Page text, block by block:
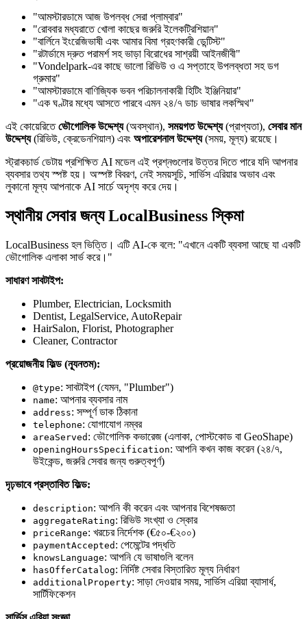
"আমস্টারডামে আজ উপলব্ধ সেরা প্লাম্বার"
"রোববার মধ্যরাতে খোলা কাছের জরুরি ইলেকট্রিশিয়ান"
"বার্লিনে ইংরেজিভাষী এবং আমার বিমা গ্রহণকারী ডেন্টিস্ট"
"রটার্ডামে দ্রুত পরামর্শ সহ ভাড়া বিরোধের সাশ্রয়ী আইনজীবী"
"Vondelpark-এর কাছে ভালো রিভিউ ও এ সপ্তাহে উপলব্ধতা সহ ডগ
গ্রুমার"
"আমস্টারডামে বাণিজ্যিক ভবন পরিচালনাকারী হিটিং ইঞ্জিনিয়ার"
"এক ঘণ্টার মধ্যে আসতে পারবে এমন ২৪/৭ ডাচ ভাষার লকস্মিথ"
এই কোয়েরিতেভৌগোলিক উদ্দেশ্য(অবস্থান), সময়গত উদ্দেশ্য(প্রাপ্যতা), সেবার মান
উদ্দেশ্য(রিভিউ, ক্রেডেনশিয়াল) এবং অপারেশনাল উদ্দেশ্য(সময়, মূল্য) রয়েছে।
স্ট্রাকচার্ড ডেটায় প্রশিক্ষিত AI মডেল এই প্রশ্নগুলোর উত্তর দিতে পারে যদি আপনার
ব্যবসার তথ্য স্পষ্ট হয়। অস্পষ্ট বিবরণ, নেই সময়সূচি, সার্ভিস এরিয়ার অভাব এবং
লুকানো মূল্য আপনাকে AI সার্চে অদৃশ্য করে দেয়।
স্থানীয় সেবার জন্য LocalBusiness স্কিমা
LocalBusiness হল ভিত্তি। এটি AI-কে বলে: "এখানে একটি ব্যবসা আছে যা একটি
ভৌগোলিক এলাকা সার্ভ করে।"
সাধারণ সাবটাইপ:
Plumber, Electrician, Locksmith
Dentist, LegalService, AutoRepair
HairSalon, Florist, Photographer
Cleaner, Contractor
প্রয়োজনীয় ফিল্ড (ন্যূনতম):
@type: সাবটাইপ (যেমন, "Plumber")
name: আপনার ব্যবসার নাম
address: সম্পূর্ণ ডাক ঠিকানা
telephone: যোগাযোগ নম্বর
areaServed : ভৌগোলিক কভারেজ (এলাকা, পোস্টকোড বা GeoShape)
openingHoursSpecification: আপনি কখন কাজ করেন (২৪/৭,
উইকেন্ড, জরুরি সেবার জন্য গুরুত্বপূর্ণ)
দৃঢ়ভাবে প্রস্তাবিত ফিল্ড:
description: আপনি কী করেন এবং আপনার বিশেষজ্ঞতা
aggregateRating: রিভিউ সংখ্যা ও স্কোর
priceRange: খরচের নির্দেশক (€৫০-€২০০)
paymentAccepted : পেমেন্টের পদ্ধতি
knowsLanguage: আপনি যে ভাষাগুলি বলেন
hasOfferCatalog: নির্দিষ্ট সেবার বিস্তারিত মূল্য নির্ধারণ
additionalProperty: সাড়া দেওয়ার সময়, সার্ভিস এরিয়া ব্যাসার্ধ,
সার্টিফিকেশন